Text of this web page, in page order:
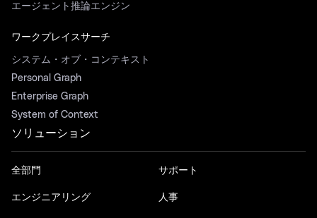
エージェント推論エンジン
ワークプレイスサーチ
システム・オブ・コンテキスト
Personal Graph
Enterprise Graph
System of Context
ソリューション
全部門
エンジニアリング
サポート
人事